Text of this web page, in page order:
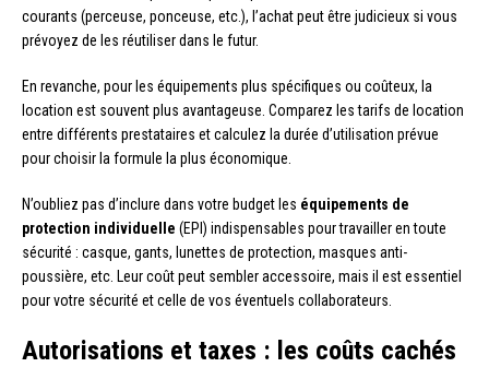
courants (perceuse, ponceuse, etc.), l’achat peut être judicieux si vous
prévoyez de les réutiliser dans le futur.
En revanche, pour les équipements plus spécifiques ou coûteux, la
location est souvent plus avantageuse. Comparez les tarifs de location
entre différents prestataires et calculez la durée d’utilisation prévue
pour choisir la formule la plus économique.
N’oubliez pas d’inclure dans votre budget les équipements de
protection individuelle (EPI) indispensables pour travailler en toute
sécurité : casque, gants, lunettes de protection, masques anti-
poussière, etc. Leur coût peut sembler accessoire, mais il est essentiel
pour votre sécurité et celle de vos éventuels collaborateurs.
Autorisations et taxes : les coûts cachés